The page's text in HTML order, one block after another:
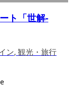
ト「世解-
ン, 観光・旅行